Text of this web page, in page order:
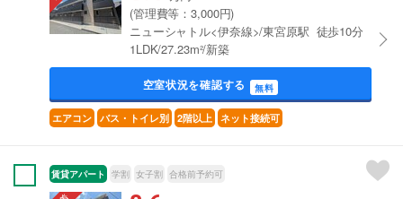
(管理費等：3,000円)
ニューシャトル<伊奈線>/東宮原駅 徒歩10分
1LDK/27.23m²/新築
空室状況を確認する 無料
エアコン バス・トイレ別 2階以上 ネット接続可
賃貸アパート 学割 女子割 合格前予約可